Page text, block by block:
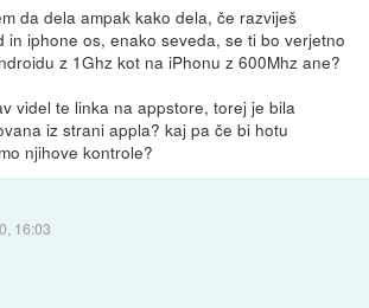
da dela ampak kako dela, če razviješ
in iphone os, enako seveda, se ti bo verjetno
z 1Ghz kot na iPhonu z 600Mhz ane?
videl te linka na appstore, torej je bila
iz strani appla? kaj pa če bi hotu
njihove kontrole?
16:03